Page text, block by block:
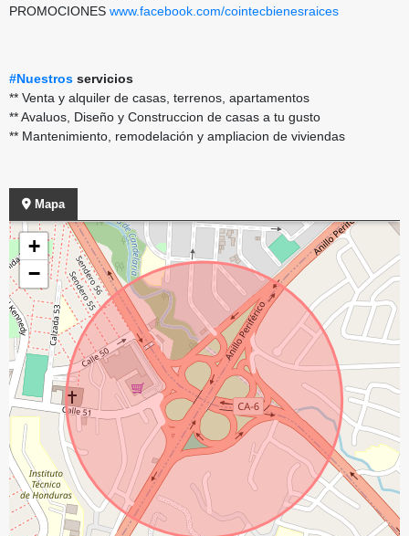
PROMOCIONES www.facebook.com/cointecbienesraices
#Nuestros servicios
** Venta y alquiler de casas, terrenos, apartamentos
** Avaluos, Diseño y Construccion de casas a tu gusto
** Mantenimiento, remodelación y ampliacion de viviendas
Mapa
+
−